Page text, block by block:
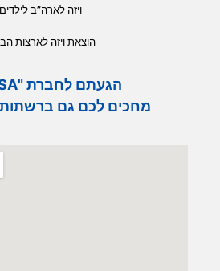
ויזה לארה”ב לילדים
הוצאת ויזה לארצות
הגעתם לחברת "EZVISA"
מחכים לכם גם